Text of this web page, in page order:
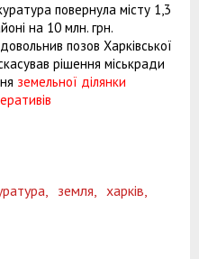
повернула місту 1,3
на 10 млн. грн.
позов Харківської
рішення міськради
земельної ділянки
земля, харків,